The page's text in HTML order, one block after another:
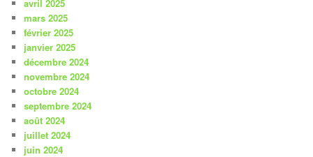
avril 2025
mars 2025
février 2025
janvier 2025
décembre 2024
novembre 2024
octobre 2024
septembre 2024
août 2024
juillet 2024
juin 2024